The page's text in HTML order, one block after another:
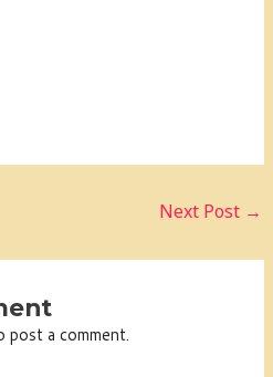
Next Post →
post a comment.